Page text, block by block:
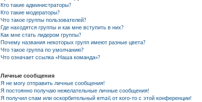
Кто такие администраторы?
Кто такие модераторы?
Что такое группы пользователей?
Где находятся группы и как мне вступить в них?
Как мне стать лидером группы?
Почему названия некоторых групп имеют разные цвета?
Что такое группа по умолчанию?
Что означает ссылка «Наша команда»?
Личные сообщения
Я не могу отправить личные сообщения!
Я постоянно получаю нежелательные личные сообщения!
Я получил спам или оскорбительный email от кого-то с этой конференции!